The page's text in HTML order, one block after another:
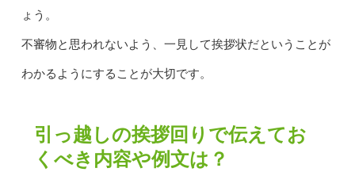
ょう。
不審物と思われないよう、一見して挨拶状だということが
わかるようにすることが大切です。
引っ越しの挨拶回りで伝えてお
くべき内容や例文は？